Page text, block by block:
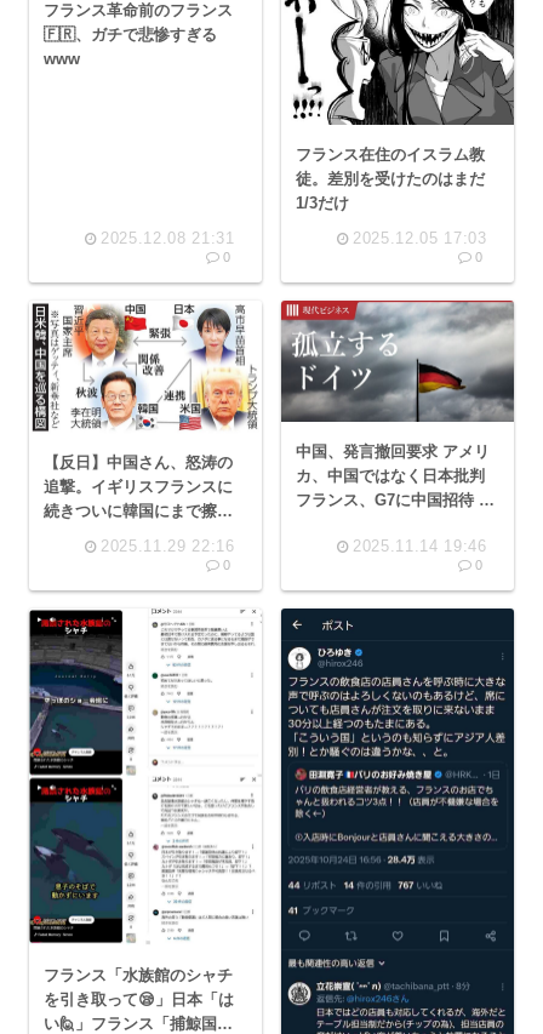
フランス革命前のフランス
🇫🇷、ガチで悲惨すぎる
www
2025.12.08 21:31
0
フランス在住のイスラム教
徒。差別を受けたのはまだ
1/3だけ
2025.12.05 17:03
0
【反日】中国さん、怒涛の
追撃。イギリスフランスに
続きついに韓国にまで擦り
寄る事態に
2025.11.29 22:16
0
中国、発言撤回要求 アメリ
カ、中国ではなく日本批判
フランス、G7に中国招待 も
いなくなる…2025.11.14 19:46
0
フランス「水族館のシャチ
を引き取って😪」日本「は
い🙋」フランス「捕鯨国に